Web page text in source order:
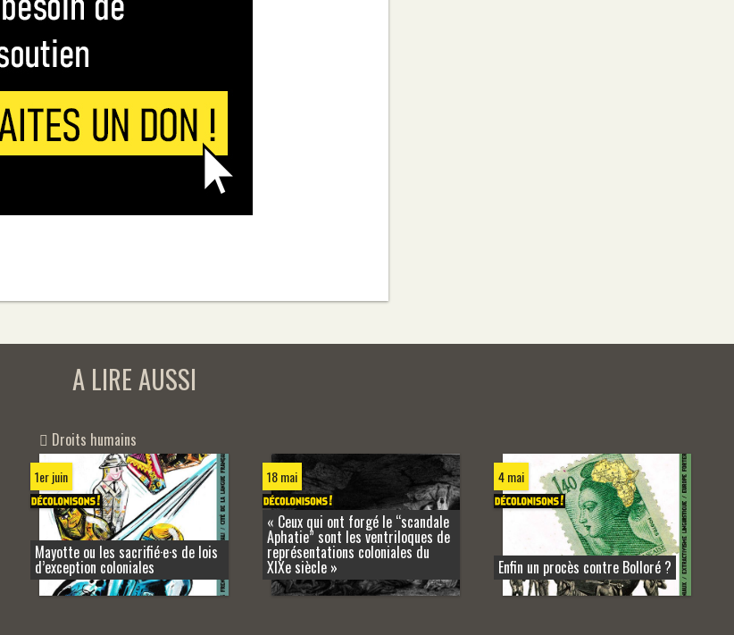
A LIRE AUSSI
Droits humains
1er juin
Mayotte ou les sacrifié·e·s de lois
d’exception coloniales
18 mai
« Ceux qui ont forgé le “scandale
Aphatie” sont les ventriloques de
représentations coloniales du
XIXe siècle »
4 mai
Enfin un procès contre Bolloré ?